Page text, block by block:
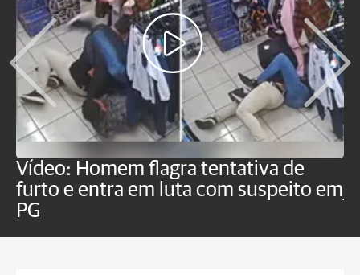
Vídeo: Homem flagra tentativa de
furto e entra em luta com suspeito em
PG